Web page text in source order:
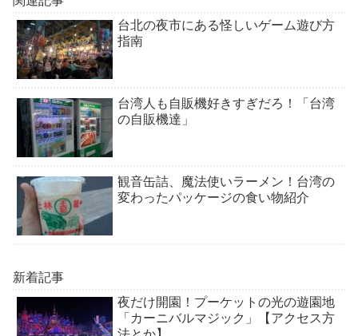
台北の夜市にある怪しいゲーム遊び方
指南
台湾人も自販機好きすぎだろ！「台湾
の自販機達」
観音缶詰、魔法使いラーメン！台湾の
変わったパッケージの食い物紹介
新着記事
夜だけ開園！プーケットの光の遊園地
「カーニバルマジック」【アクセス方